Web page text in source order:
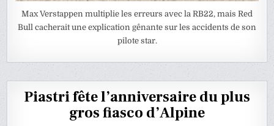
Max Verstappen multiplie les erreurs avec la RB22, mais Red
Bull cacherait une explication gênante sur les accidents de son
pilote star.
Piastri fête l’anniversaire du plus
gros fiasco d’Alpine